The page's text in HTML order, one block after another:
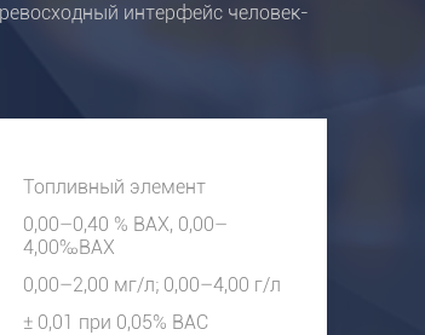
интерфейс человек-
Топливный элемент
0,00–0,40 % ВАХ, 0,00–
4,00‰ВАХ
0,00–2,00 мг/л; 0,00–4,00 г/л
± 0,01 при 0,05% BAC